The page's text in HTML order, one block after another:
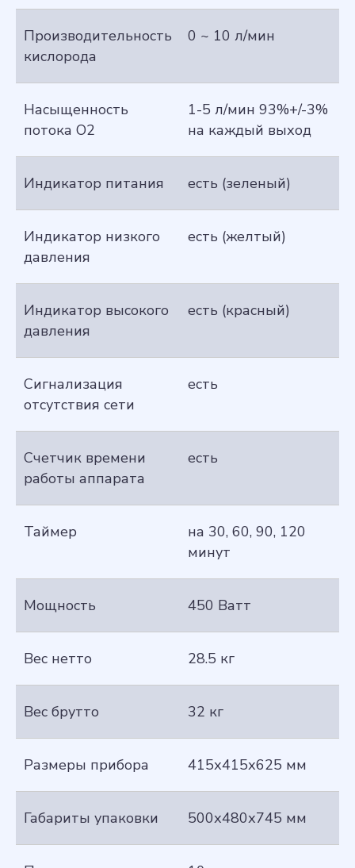
Производительность
кислорода
0 ~ 10 л/мин
Насыщенность
потока О2
1-5 л/мин 93%+/-3%
на каждый выход
Индикатор питания есть (зеленый)
Индикатор низкого
давления
есть (желтый)
Индикатор высокого
давления
есть (красный)
Сигнализация
отсутствия сети
есть
Счетчик времени
работы аппарата
есть
Таймер
на 30, 60, 90, 120
минут
Мощность 450 Ватт
Вес нетто 28.5 кг
Вес брутто 32 кг
Размеры прибора 415х415х625 мм
Габариты упаковки 500х480х745 мм